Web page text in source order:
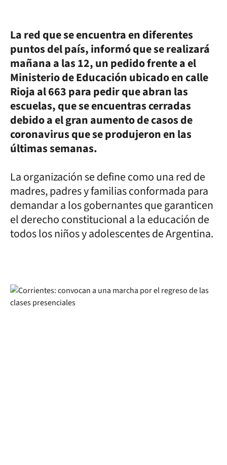
La red que se encuentra en diferentes
puntos del país, informó que se realizará
mañana a las 12, un pedido frente a el
Ministerio de Educación ubicado en calle
Rioja al 663 para pedir que abran las
escuelas, que se encuentras cerradas
debido a el gran aumento de casos de
coronavirus que se produjeron en las
últimas semanas.
La organización se define como una red de
madres, padres y familias conformada para
demandar a los gobernantes que garanticen
el derecho constitucional a la educación de
todos los niños y adolescentes de Argentina.